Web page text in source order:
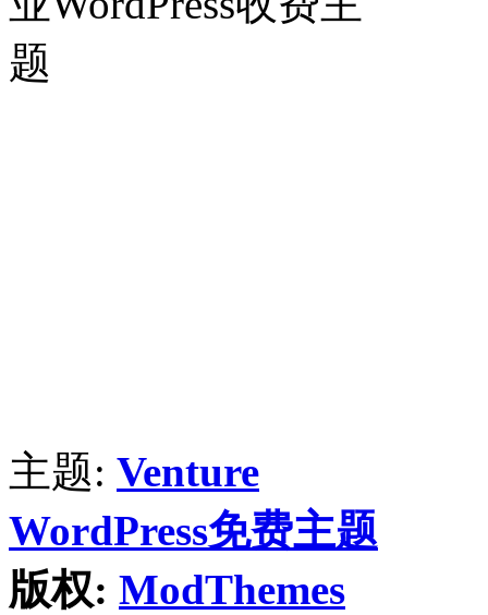
主题: Venture
WordPress免费主题
版权: ModThemes